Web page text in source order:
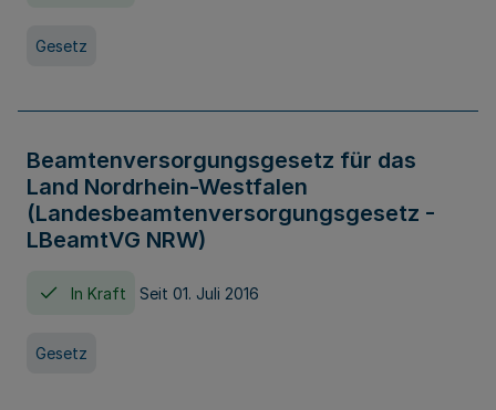
Gesetz
Beamtenversorgungsgesetz für das
Land Nordrhein-Westfalen
(Landesbeamtenversorgungsgesetz -
LBeamtVG NRW)
In Kraft Seit 01. Juli 2016
Gesetz